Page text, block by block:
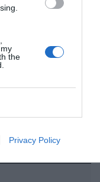
the
Privacy Policy
SANCHISTA
La
meses la
el
la UCO